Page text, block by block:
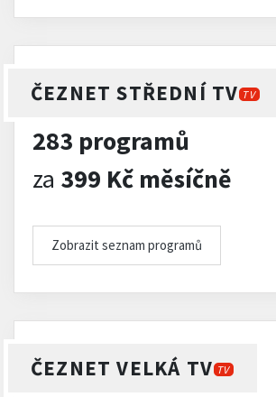
ČEZNET STŘEDNÍ TV TV
283 programů
za 399 Kč měsíčně
Zobrazit seznam programů
ČEZNET VELKÁ TV TV